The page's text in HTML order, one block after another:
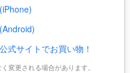
式サイトでお買い物！
変更される場合があります。